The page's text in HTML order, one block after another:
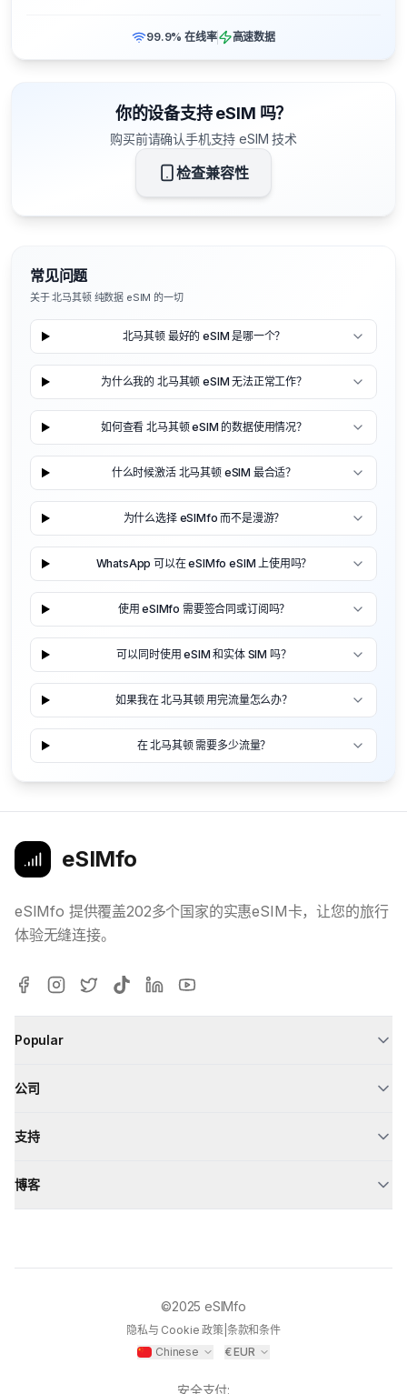
99.9% 在线率 高速数据
你的设备支持 eSIM 吗？
购买前请确认手机支持 eSIM 技术
检查兼容性
常见问题
关于 北马其顿 纯数据 eSIM 的一切
北马其顿 最好的 eSIM 是哪一个？
为什么我的 北马其顿 eSIM 无法正常工作？
如何查看 北马其顿 eSIM 的数据使用情况？
什么时候激活 北马其顿 eSIM 最合适？
为什么选择 eSIMfo 而不是漫游？
WhatsApp 可以在 eSIMfo eSIM 上使用吗？
使用 eSIMfo 需要签合同或订阅吗？
可以同时使用 eSIM 和实体 SIM 吗？
如果我在 北马其顿 用完流量怎么办？
在 北马其顿 需要多少流量？
eSIMfo
eSIMfo 提供覆盖202多个国家的实惠eSIM卡，让您的旅行
体验无缝连接。
Popular
公司
支持
博客
©2025 eSIMfo
隐私与 Cookie 政策| 条款和条件
Chinese
€EUR
安全支付: